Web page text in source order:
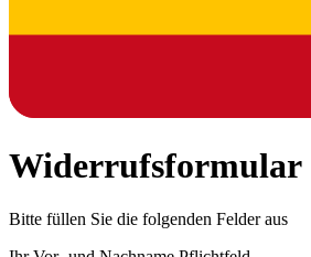
Widerrufsformular
Bitte füllen Sie die folgenden Felder aus